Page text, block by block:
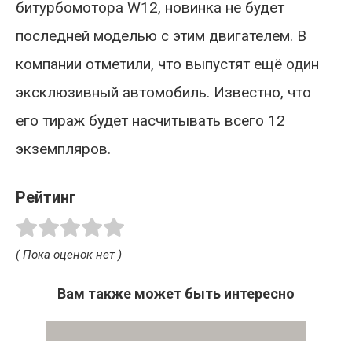
битурбомотора W12, новинка не будет
последней моделью с этим двигателем. В
компании отметили, что выпустят ещё один
эксклюзивный автомобиль. Известно, что
его тираж будет насчитывать всего 12
экземпляров.
Рейтинг
( Пока оценок нет )
Вам также может быть интересно